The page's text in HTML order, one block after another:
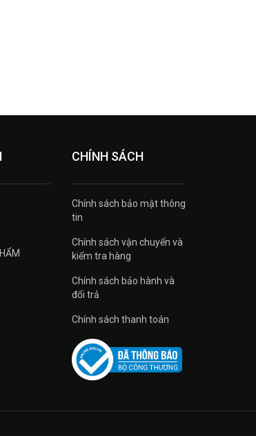
CHÍNH SÁCH
Chính sách bảo mật thông
tin
Chính sách vận chuyển và
kiểm tra hàng
Chính sách bảo hành và
đổi trả
Chính sách thanh toán